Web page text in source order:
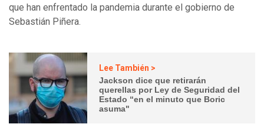
que han enfrentado la pandemia durante el gobierno de
Sebastián Piñera.
Lee También >
Jackson dice que retirarán
querellas por Ley de Seguridad del
Estado “en el minuto que Boric
asuma"